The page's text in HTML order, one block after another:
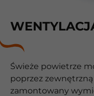
Świeże powietrze
poprzez
zamontowany